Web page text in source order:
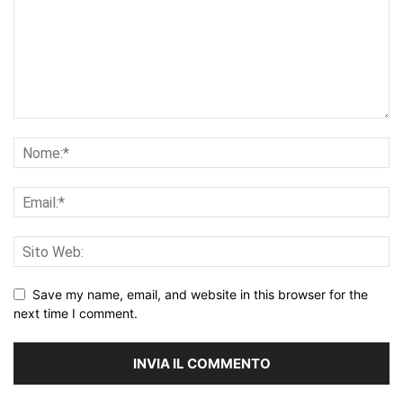
Save my name, email, and website in this browser for the
next time I comment.